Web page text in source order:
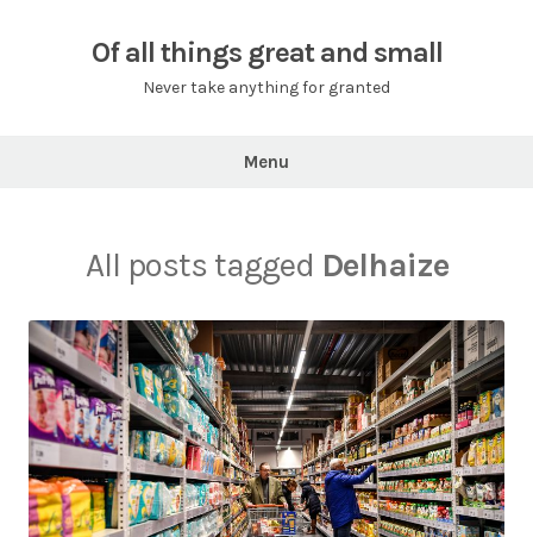
Of all things great and small
Never take anything for granted
Menu
All posts tagged Delhaize